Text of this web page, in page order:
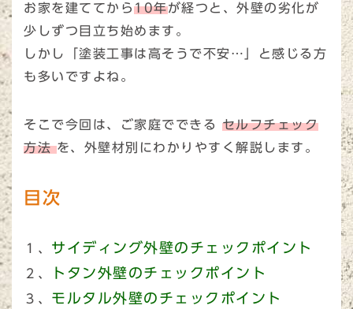
お家を建ててから10年が経つと、外壁の劣化が
少しずつ目立ち始めます。
しかし「塗装工事は高そうで不安…」と感じる方
も多いですよね。
そこで今回は、ご家庭でできる セルフチェック
方法を、外壁材別にわかりやすく解説します。
目次
１、 サイディング外壁のチェックポイント
２、 トタン外壁のチェックポイント
３、 モルタル外壁のチェックポイント